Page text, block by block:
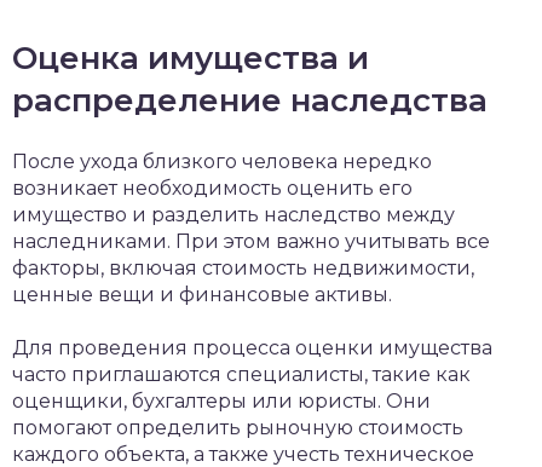
Оценка имущества и
распределение наследства
После ухода близкого человека нередко
возникает необходимость оценить его
имущество и разделить наследство между
наследниками. При этом важно учитывать все
факторы, включая стоимость недвижимости,
ценные вещи и финансовые активы.
Для проведения процесса оценки имущества
часто приглашаются специалисты, такие как
оценщики, бухгалтеры или юристы. Они
помогают определить рыночную стоимость
каждого объекта, а также учесть техническое